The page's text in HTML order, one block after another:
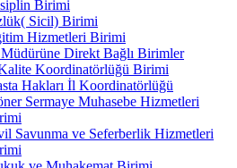
Birimi
Sicil) Birimi
Hizmetleri Birimi
Direkt Bağlı Birimler
Koordinatörlüğü Birimi
Hakları İl Koordinatörlüğü
Sermaye Muhasebe Hizmetleri
Savunma ve Seferberlik Hizmetleri